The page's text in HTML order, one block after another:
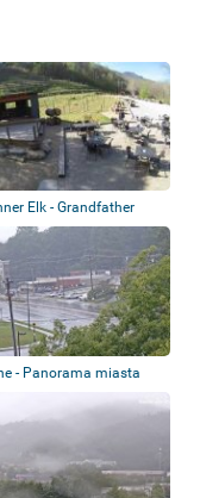
Elk - Grandfather
Vineyard
- Panorama miasta